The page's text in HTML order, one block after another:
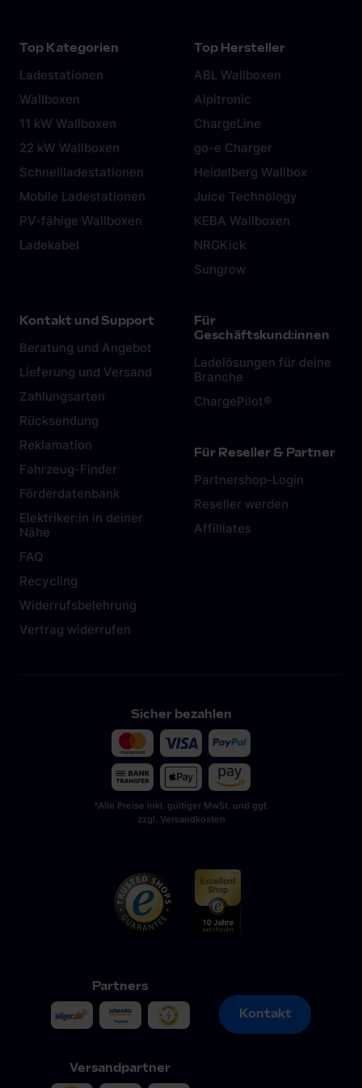
Top Kategorien
Ladestationen
Wallboxen
11 kW Wallboxen
22 kW Wallboxen
Schnellladestationen
Mobile Ladestationen
PV-fähige Wallboxen
Ladekabel
Top Hersteller
ABL Wallboxen
Alpitronic
ChargeLine
go-e Charger
Heidelberg Wallbox
Juice Technology
KEBA Wallboxen
NRGKick
Sungrow
Kontakt und Support
Beratung und Angebot
Lieferung und Versand
Zahlungsarten
Rücksendung
Reklamation
Fahrzeug-Finder
Förderdatenbank
Elektriker:in in deiner
Nähe
FAQ
Recycling
Widerrufsbelehrung
Vertrag widerrufen
Für
Geschäftskund:innen
Ladelösungen für deine
Branche
ChargePilot®
Für Reseller & Partner
Partnershop-Login
Reseller werden
Affilliates
Sicher bezahlen
*Alle Preise inkl. gültiger MwSt. und ggf.
zzgl. Versandkosten
Partners
Versandpartner
Kontakt
Kontakt